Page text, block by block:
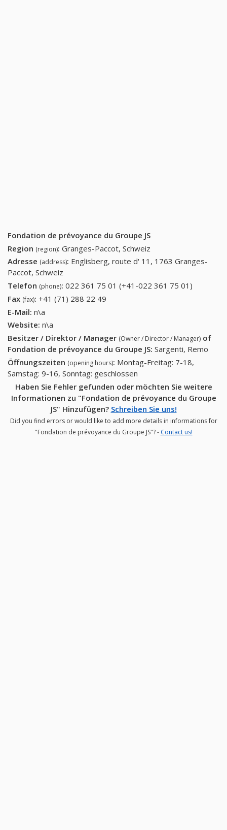
Fondation de prévoyance du Groupe JS
Region (region): Granges-Paccot, Schweiz
Adresse (address): Englisberg, route d' 11, 1763 Granges-
Paccot, Schweiz
Telefon (phone): 022 361 75 01 (+41-022 361 75 01)
Fax (fax): +41 (71) 288 22 49
E-Mail: n\a
Website: n\a
Besitzer / Direktor / Manager (Owner / Director / Manager) of
Fondation de prévoyance du Groupe JS: Sargenti, Remo
Öffnungszeiten (opening hours): Montag-Freitag: 7-18,
Samstag: 9-16, Sonntag: geschlossen
Haben Sie Fehler gefunden oder möchten Sie weitere
Informationen zu "Fondation de prévoyance du Groupe
JS" Hinzufügen? Schreiben Sie uns!
Did you find errors or would like to add more details in informations for
"Fondation de prévoyance du Groupe JS"? - Contact us!